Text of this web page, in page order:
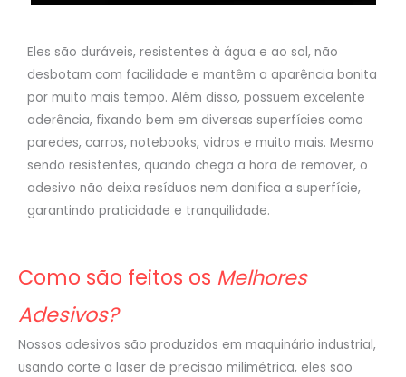
Eles são duráveis, resistentes à água e ao sol, não
desbotam com facilidade e mantêm a aparência bonita
por muito mais tempo. Além disso, possuem excelente
aderência, fixando bem em diversas superfícies como
paredes, carros, notebooks, vidros e muito mais. Mesmo
sendo resistentes, quando chega a hora de remover, o
adesivo não deixa resíduos nem danifica a superfície,
garantindo praticidade e tranquilidade.
Como são feitos os Melhores
Adesivos?
Nossos adesivos são produzidos em maquinário industrial,
usando corte a laser de precisão milimétrica, eles são